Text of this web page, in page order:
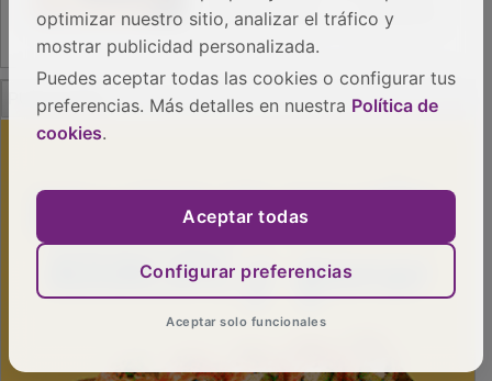
optimizar nuestro sitio, analizar el tráfico y
mostrar publicidad personalizada.
Puedes aceptar todas las cookies o configurar tus
preferencias. Más detalles en nuestra Política de
cookies.
Aceptar todas
Configurar preferencias
Aceptar solo funcionales